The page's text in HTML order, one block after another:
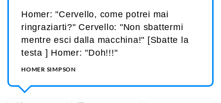
Homer: "Cervello, come potrei mai
ringraziarti?" Cervello: "Non sbattermi
mentre esci dalla macchina!" [Sbatte la
testa ] Homer: "Doh!!!"
HOMER SIMPSON